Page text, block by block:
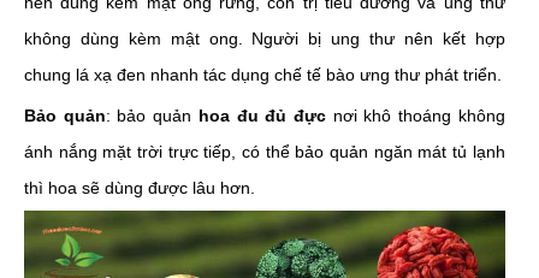
không dùng kèm mật ong. Người bị ung thư nên kết hợp
chung lá xạ đen nhanh tác dụng chế tế bào ưng thư phát triển.
Bảo quản: bảo quản hoa đu đủ đực nơi khô thoáng không
ánh nắng mặt trời trực tiếp, có thể bảo quản ngăn mát tủ lạnh
thì hoa sẽ dùng được lâu hơn.